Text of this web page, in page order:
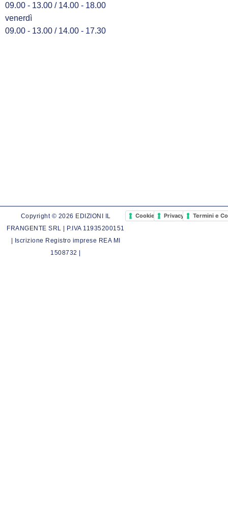
09.00 - 13.00 / 14.00 - 18.00
venerdì
09.00 - 13.00 / 14.00 - 17.30
Copyright © 2026 EDIZIONI IL
FRANGENTE SRL | P.IVA 11935200151
| Iscrizione Registro imprese REA MI
1508732 |
Cookie PolicyPrivacy PolicyTermini e